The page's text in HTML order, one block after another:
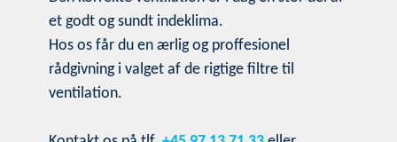
et godt og sundt indeklima.
Hos os får du en ærlig og proffesionel
rådgivning i valget af de rigtige filtre til
ventilation.